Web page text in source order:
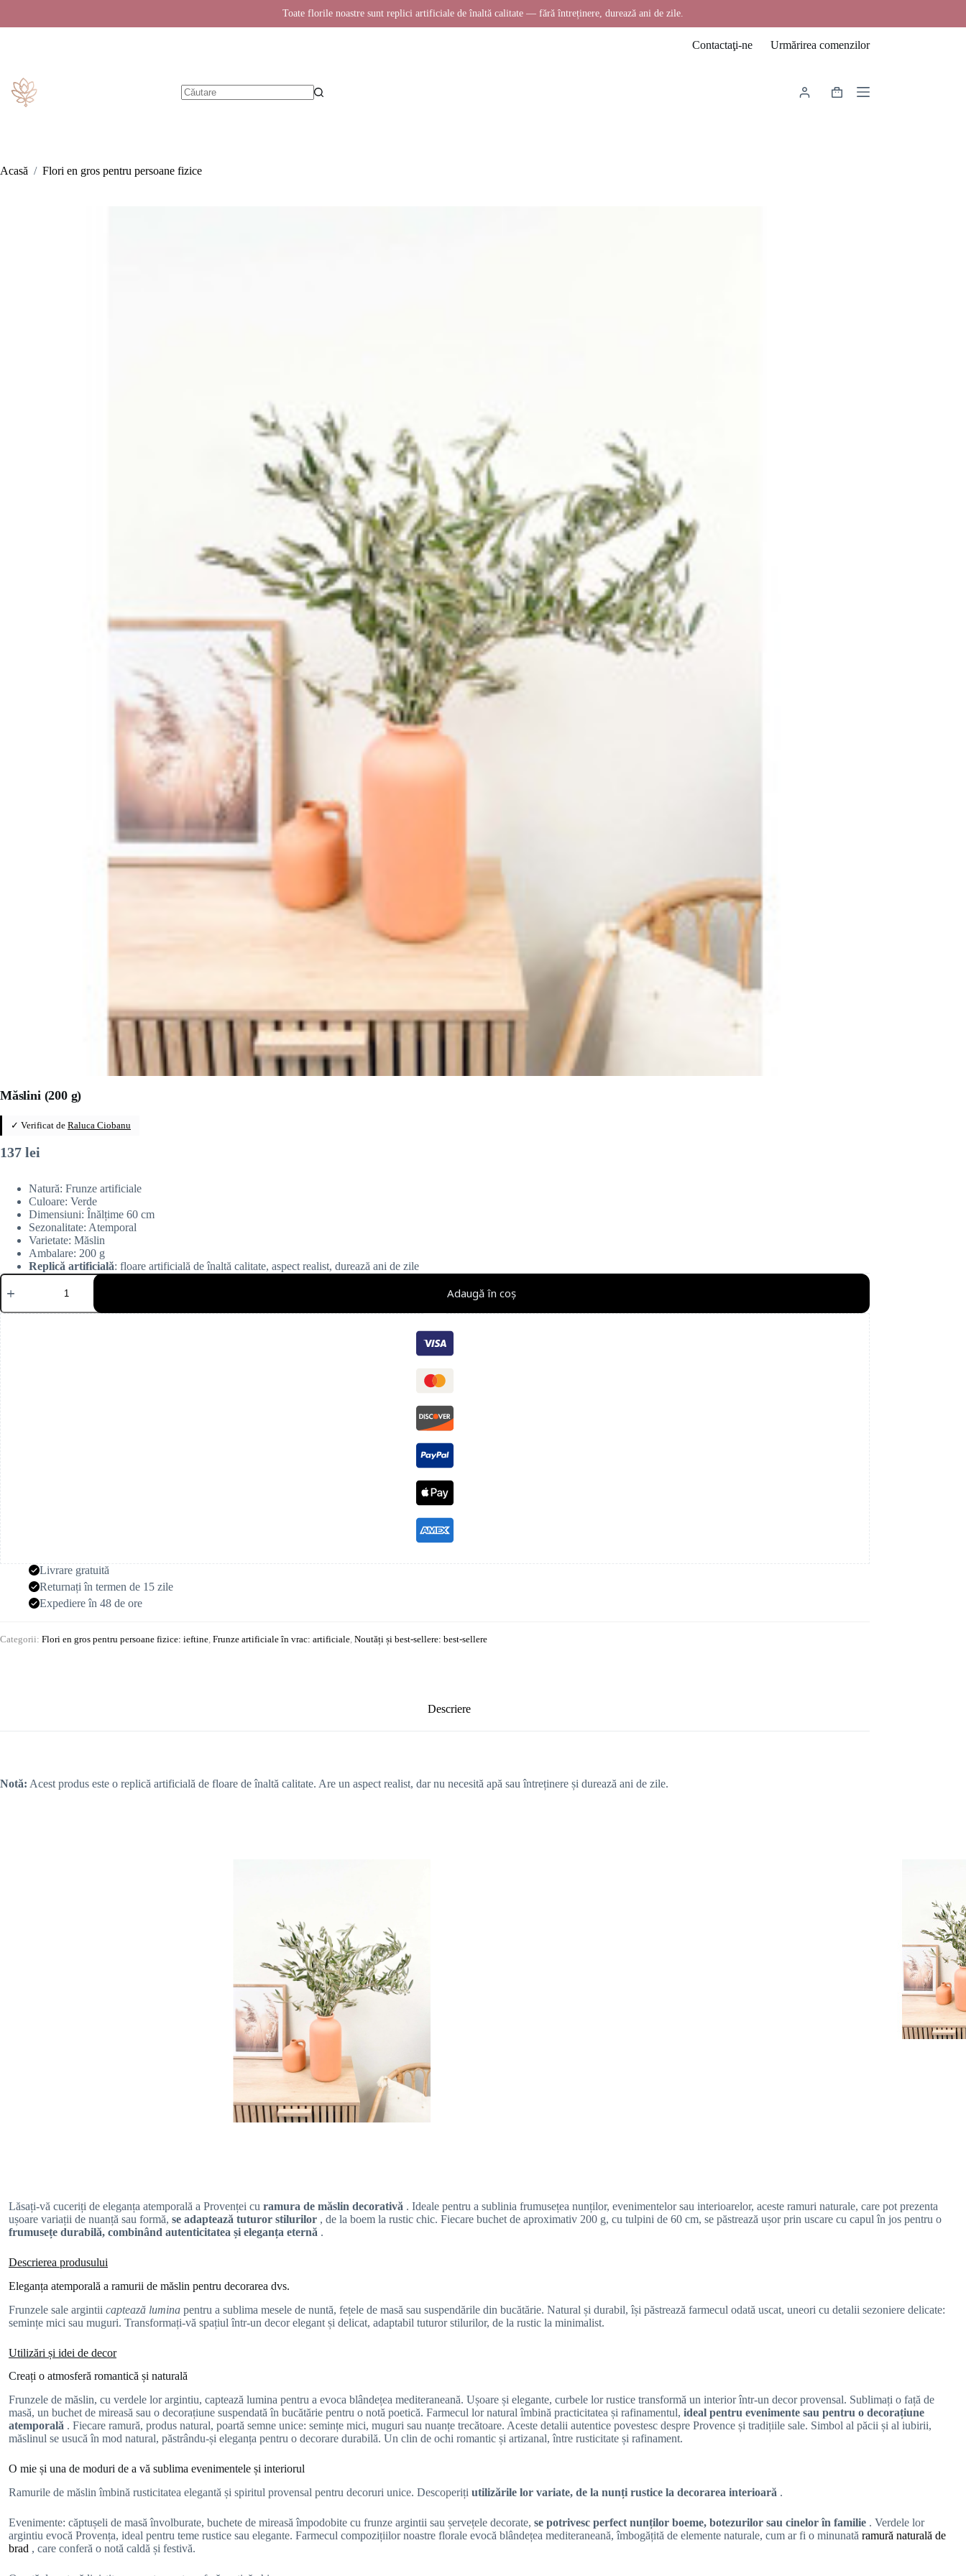
Toate florile noastre sunt replici artificiale de înaltă calitate — fără întreținere, durează ani de zile.
Contactaţi-ne Urmărirea comenzilor
Coș
Acasă / Flori en gros pentru persoane fizice
Măslini (200 g)
✓ Verificat de Raluca Ciobanu
137 lei
Natură: Frunze artificiale
Culoare: Verde
Dimensiuni: Înălțime 60 cm
Sezonalitate: Atemporal
Varietate: Măslin
Ambalare: 200 g
Replică artificială: floare artificială de înaltă calitate, aspect realist, durează ani de zile
Cantitate
Măslini
g)
Adaugă în coș
Livrare gratuită
Returnați în termen de 15 zile
Expediere în 48 de ore
Categorii: Flori en gros pentru persoane fizice: ieftine Frunze artificiale în vrac: artificiale Noutăți și best-sellere: best-sellere
Descriere
Notă: Acest produs este o replică artificială de floare de înaltă calitate. Are un aspect realist, dar nu necesită apă sau întreținere și durează ani de zile.
Lăsați-vă cuceriți de eleganța atemporală a Provenței cu ramura de măslin decorativă . Ideale pentru a sublinia frumusețea nunților, evenimentelor sau interioarelor, aceste ramuri naturale, care pot prezenta
ușoare variații de nuanță sau formă, se adaptează tuturor stilurilor , de la boem la rustic chic. Fiecare buchet de aproximativ 200 g, cu tulpini de 60 cm, se păstrează ușor prin uscare cu capul în jos pentru o
frumusețe durabilă, combinând autenticitatea și eleganța eternă .
Descrierea produsului
Eleganța atemporală a ramurii de măslin pentru decorarea dvs.
Frunzele sale argintii captează lumina pentru a sublima mesele de nuntă, fețele de masă sau suspendările din bucătărie. Natural și durabil, își păstrează farmecul odată uscat, uneori cu detalii sezoniere delicate:
semințe mici sau muguri. Transformați-vă spațiul într-un decor elegant și delicat, adaptabil tuturor stilurilor, de la rustic la minimalist.
Utilizări și idei de decor
Creați o atmosferă romantică și naturală
Frunzele de măslin, cu verdele lor argintiu, captează lumina pentru a evoca blândețea mediteraneană. Ușoare și elegante, curbele lor rustice transformă un interior într-un decor provensal. Sublimați o față de
masă, un buchet de mireasă sau o decorațiune suspendată în bucătărie pentru o notă poetică. Farmecul lor natural îmbină practicitatea și rafinamentul, ideal pentru evenimente sau pentru o decorațiune
atemporală . Fiecare ramură, produs natural, poartă semne unice: semințe mici, muguri sau nuanțe trecătoare. Aceste detalii autentice povestesc despre Provence și tradițiile sale. Simbol al păcii și al iubirii,
măslinul se usucă în mod natural, păstrându-și eleganța pentru o decorare durabilă. Un clin de ochi romantic și artizanal, între rusticitate și rafinament.
O mie și una de moduri de a vă sublima evenimentele și interiorul
Ramurile de măslin îmbină rusticitatea elegantă și spiritul provensal pentru decoruri unice. Descoperiți utilizările lor variate, de la nunți rustice la decorarea interioară .
Evenimente: căptușeli de masă învolburate, buchete de mireasă împodobite cu frunze argintii sau șervețele decorate, se potrivesc perfect nunților boeme, botezurilor sau cinelor în familie . Verdele lor
argintiu evocă Provența, ideal pentru teme rustice sau elegante. Farmecul compozițiilor noastre florale evocă blândețea mediteraneană, îmbogățită de elemente naturale, cum ar fi o minunată ramură naturală de
brad , care conferă o notă caldă și festivă.